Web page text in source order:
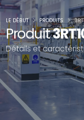
Produit
Détails et
LE DÉBUT PRODUITS